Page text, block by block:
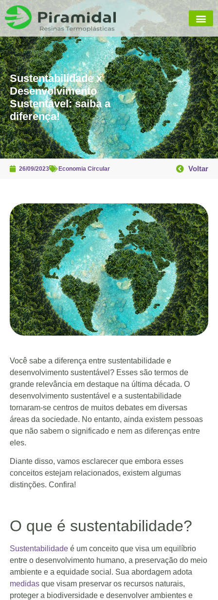
Sustentabilidade x
Desenvolvimento
Sustentável: saiba a
diferença!
26/09/2023 Economia Circular Voltar
Você sabe a diferença entre sustentabilidade e
desenvolvimento sustentável? Esses são termos de
grande relevância em destaque na última década. O
desenvolvimento sustentável e a sustentabilidade
tornaram-se centros de muitos debates em diversas
áreas da sociedade. No entanto, ainda existem pessoas
que não sabem o significado e nem as diferenças entre
eles.
Diante disso, vamos esclarecer que embora esses
conceitos estejam relacionados, existem algumas
distinções. Confira!
O que é sustentabilidade?
Sustentabilidade é um conceito que visa um equilíbrio
entre o desenvolvimento humano, a preservação do meio
ambiente e a equidade social. Sua abordagem adota
medidas que visam preservar os recursos naturais,
proteger a biodiversidade e desenvolver ambientes e